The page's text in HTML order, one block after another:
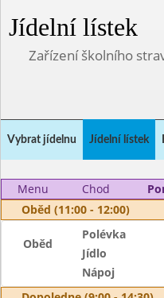
Jídelní lístek
Zařízení školního
Vybrat jídelnu Jídelní lístek
Menu Chod
Oběd (11:00 - 12:00)
Oběd
Polévka
Jídlo
Nápoj